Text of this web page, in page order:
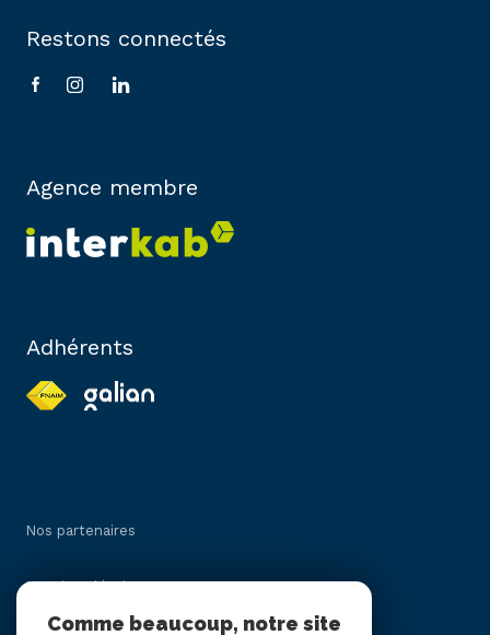
Restons connectés
Agence membre
Adhérents
Nos partenaires
Mentions légales
Comme beaucoup, notre site